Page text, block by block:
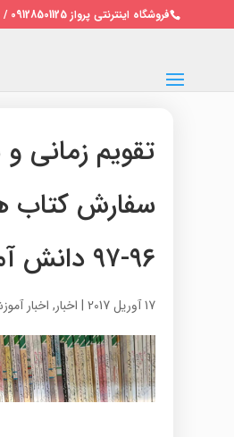
فروشگاه اینترنتی پرواز 09128501125 / 02122691010
تقویم زمانی
سفارش کتاب
۹۶-۹۷ دانش آموزان
17 آوریل 2017 | اخبار, اخبار